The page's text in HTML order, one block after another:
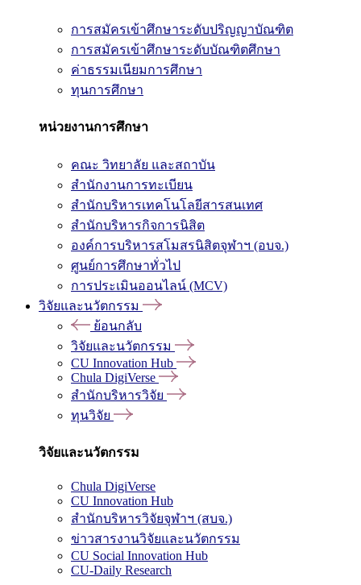
การสมัครเข้าศึกษาระดับปริญญาบัณฑิต
การสมัครเข้าศึกษาระดับบัณฑิตศึกษา
ค่าธรรมเนียมการศึกษา
ทุนการศึกษา
หน่วยงานการศึกษา
คณะ วิทยาลัย และสถาบัน
สำนักงานการทะเบียน
สำนักบริหารเทคโนโลยีสารสนเทศ
สำนักบริหารกิจการนิสิต
องค์การบริหารสโมสรนิสิตจุฬาฯ (อบจ.)
ศูนย์การศึกษาทั่วไป
การประเมินออนไลน์ (MCV)
วิจัยและนวัตกรรม
ย้อนกลับ
วิจัยและนวัตกรรม
CU Innovation Hub
Chula DigiVerse
สำนักบริหารวิจัย
ทุนวิจัย
วิจัยและนวัตกรรม
Chula DigiVerse
CU Innovation Hub
สำนักบริหารวิจัยจุฬาฯ (สบจ.)
ข่าวสารงานวิจัยและนวัตกรรม
CU Social Innovation Hub
CU-Daily Research